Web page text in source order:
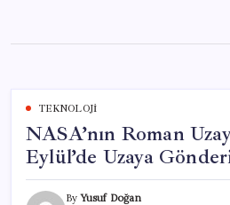
content
TEKNOLOJI
NASA’nın Roman
Eylül’de Uzaya
ByYusuf Doğan